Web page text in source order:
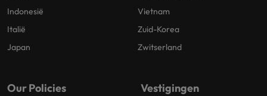
Indonesië
Italië
Japan
Vietnam
Zuid-Korea
Zwitserland
Our Policies Vestigingen